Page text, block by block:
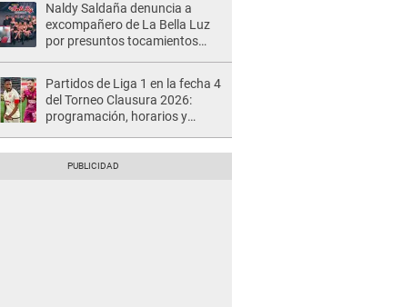
Naldy Saldaña denuncia a
excompañero de La Bella Luz
por presuntos tocamientos
Partidos de Liga 1 en la fecha 4
del Torneo Clausura 2026:
programación, horarios y